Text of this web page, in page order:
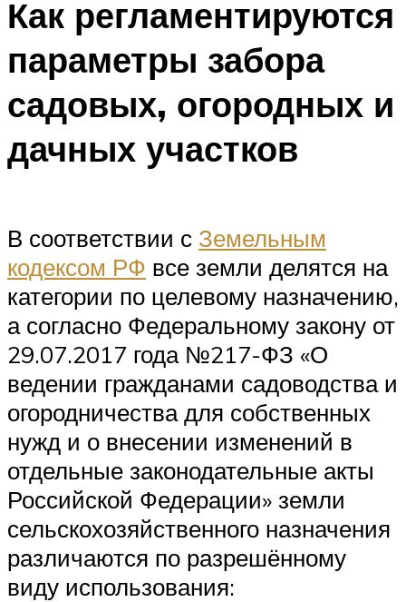
Как регламентируются
параметры забора
садовых, огородных и
дачных участков
В соответствии с Земельным
кодексом РФ все земли делятся на
категории по целевому назначению,
а согласно Федеральному закону от
29.07.2017 года №217-ФЗ «О
ведении гражданами садоводства и
огородничества для собственных
нужд и о внесении изменений в
отдельные законодательные акты
Российской Федерации» земли
сельскохозяйственного назначения
различаются по разрешённому
виду использования: